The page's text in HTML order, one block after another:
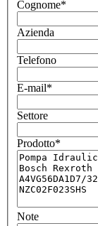
Cognome*
Azienda
Telefono
E-mail*
Settore
Prodotto*
Note